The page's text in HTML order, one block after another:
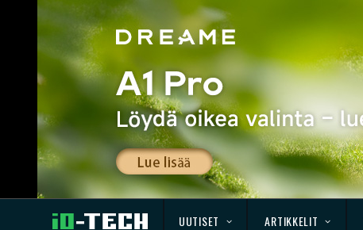
UUTISET ARTIKKELIT